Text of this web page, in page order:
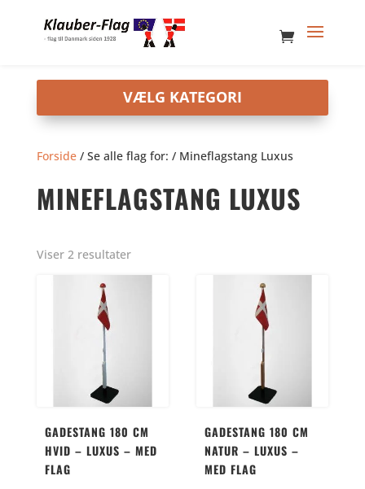
Forside/ Se alle flag for: / Mineflagstang Luxus
MINEFLAGSTANG LUXUS
Viser 2 resultater
GADESTANG 180 CM
HVID – LUXUS – MED
FLAG
GADESTANG 180 CM
NATUR – LUXUS –
MED FLAG